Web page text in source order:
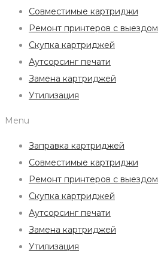
Совместимые картриджи
Ремонт принтеров с выездом
Скупка картриджей
Аутсорсинг печати
Замена картриджей
Утилизация
Menu
Заправка картриджей
Совместимые картриджи
Ремонт принтеров с выездом
Скупка картриджей
Аутсорсинг печати
Замена картриджей
Утилизация